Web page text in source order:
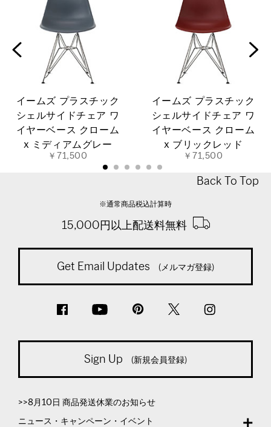
イームズ プラスチック
シェルサイドチェア ワ
イヤーベース クローム
x ミディアムグレー
￥71,500
イームズ プラスチック
シェルサイドチェア ワ
イヤーベース クローム
x ブリックレッド
￥71,500
Back To Top
※通常商品税込計算時
15,000円以上配送料無料
Get Email Updates (メルマガ登録)
Sign Up (新規会員登録)
>>8月10日 商品発送休業のお知らせ
ニュース・キャンペーン・イベント